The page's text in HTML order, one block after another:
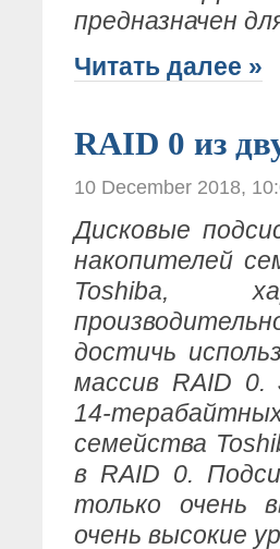
предназначен
Читать далее »
RAID 0 из
10 December 2018,
Дисковые
накопителей
Toshiba,
достичь
массив RAID
14-
семейства
в RAID 0.
только очень
очень высокие